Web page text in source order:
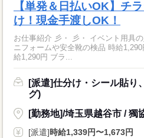
【単発＆日払いOK】チ
け！現金手渡しOK！
お仕事紹介 彡・ 彡・ イベント用具
ニフォームや安全靴の検品 時給
給1,290円 ブラ...
[派遣]仕分け・シール貼り
グ)
[勤務地]/埼玉県越谷市 / 獨
[派遣]時給1,339円〜1,673円